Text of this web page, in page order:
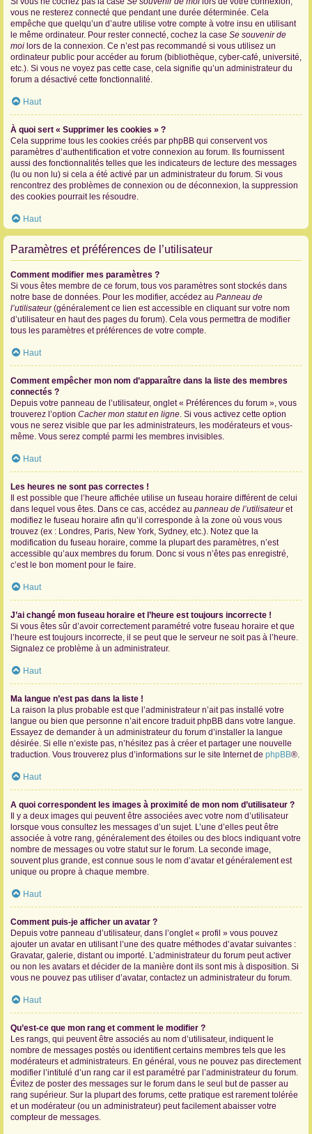
vous ne resterez connecté que pendant une durée déterminée. Cela
empêche que quelqu’un d’autre utilise votre compte à votre insu en utilisant
le même ordinateur. Pour rester connecté, cochez la case Se souvenir de
moi lors de la connexion. Ce n’est pas recommandé si vous utilisez un
ordinateur public pour accéder au forum (bibliothèque, cyber-café, université,
etc.). Si vous ne voyez pas cette case, cela signifie qu’un administrateur du
forum a désactivé cette fonctionnalité.
Haut
À quoi sert « Supprimer les cookies » ?
Cela supprime tous les cookies créés par phpBB qui conservent vos
paramètres d’authentification et votre connexion au forum. Ils fournissent
aussi des fonctionnalités telles que les indicateurs de lecture des messages
(lu ou non lu) si cela a été activé par un administrateur du forum. Si vous
rencontrez des problèmes de connexion ou de déconnexion, la suppression
des cookies pourrait les résoudre.
Haut
Paramètres et préférences de l’utilisateur
Comment modifier mes paramètres ?
Si vous êtes membre de ce forum, tous vos paramètres sont stockés dans
notre base de données. Pour les modifier, accédez au Panneau de
l’utilisateur(généralement ce lien est accessible en cliquant sur votre nom
d’utilisateur en haut des pages du forum). Cela vous permettra de modifier
tous les paramètres et préférences de votre compte.
Haut
Comment empêcher mon nom d’apparaître dans la liste des membres
connectés ?
Depuis votre panneau de l’utilisateur, onglet « Préférences du forum », vous
trouverez l’option Cacher mon statut en ligne. Si vous activez cette option
vous ne serez visible que par les administrateurs, les modérateurs et vous-
même. Vous serez compté parmi les membres invisibles.
Haut
Les heures ne sont pas correctes !
Il est possible que l’heure affichée utilise un fuseau horaire différent de celui
dans lequel vous êtes. Dans ce cas, accédez au panneau de l’utilisateuret
modifiez le fuseau horaire afin qu’il corresponde à la zone où vous vous
trouvez (ex : Londres, Paris, New York, Sydney, etc.). Notez que la
modification du fuseau horaire, comme la plupart des paramètres, n’est
accessible qu’aux membres du forum. Donc si vous n’êtes pas enregistré,
c’est le bon moment pour le faire.
Haut
J’ai changé mon fuseau horaire et l’heure est toujours incorrecte !
Si vous êtes sûr d’avoir correctement paramétré votre fuseau horaire et que
l’heure est toujours incorrecte, il se peut que le serveur ne soit pas à l’heure.
Signalez ce problème à un administrateur.
Haut
Ma langue n’est pas dans la liste !
La raison la plus probable est que l’administrateur n’ait pas installé votre
langue ou bien que personne n’ait encore traduit phpBB dans votre langue.
Essayez de demander à un administrateur du forum d’installer la langue
désirée. Si elle n’existe pas, n’hésitez pas à créer et partager une nouvelle
traduction. Vous trouverez plus d’informations sur le site Internet de phpBB®.
Haut
A quoi correspondent les images à proximité de mon nom d’utilisateur ?
Il y a deux images qui peuvent être associées avec votre nom d’utilisateur
lorsque vous consultez les messages d’un sujet. L’une d’elles peut être
associée à votre rang, généralement des étoiles ou des blocs indiquant votre
nombre de messages ou votre statut sur le forum. La seconde image,
souvent plus grande, est connue sous le nom d’avatar et généralement est
unique ou propre à chaque membre.
Haut
Comment puis-je afficher un avatar ?
Depuis votre panneau d’utilisateur, dans l’onglet « profil » vous pouvez
ajouter un avatar en utilisant l’une des quatre méthodes d’avatar suivantes :
Gravatar, galerie, distant ou importé. L’administrateur du forum peut activer
ou non les avatars et décider de la manière dont ils sont mis à disposition. Si
vous ne pouvez pas utiliser d’avatar, contactez un administrateur du forum.
Haut
Qu’est-ce que mon rang et comment le modifier ?
Les rangs, qui peuvent être associés au nom d’utilisateur, indiquent le
nombre de messages postés ou identifient certains membres tels que les
modérateurs et administrateurs. En général, vous ne pouvez pas directement
modifier l’intitulé d’un rang car il est paramétré par l’administrateur du forum.
Évitez de poster des messages sur le forum dans le seul but de passer au
rang supérieur. Sur la plupart des forums, cette pratique est rarement tolérée
et un modérateur (ou un administrateur) peut facilement abaisser votre
compteur de messages.